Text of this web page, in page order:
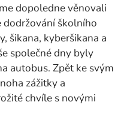
dopoledne věnovali
dodržování školního
šikana, kyberšikana a
společné dny byly
autobus. Zpět ke svým
zážitky a
chvíle s novými